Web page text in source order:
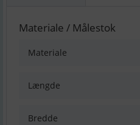
Materiale / Målestok
Materiale
Længde
Bredde